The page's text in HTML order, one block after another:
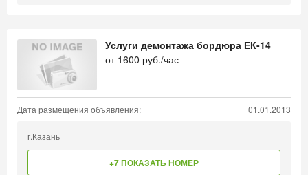
Услуги демонтажа бордюра ЕК-14
от 1600 руб./час
Дата размещения объявления: 01.01.2013
г.Казань
+7 ПОКАЗАТЬ НОМЕР